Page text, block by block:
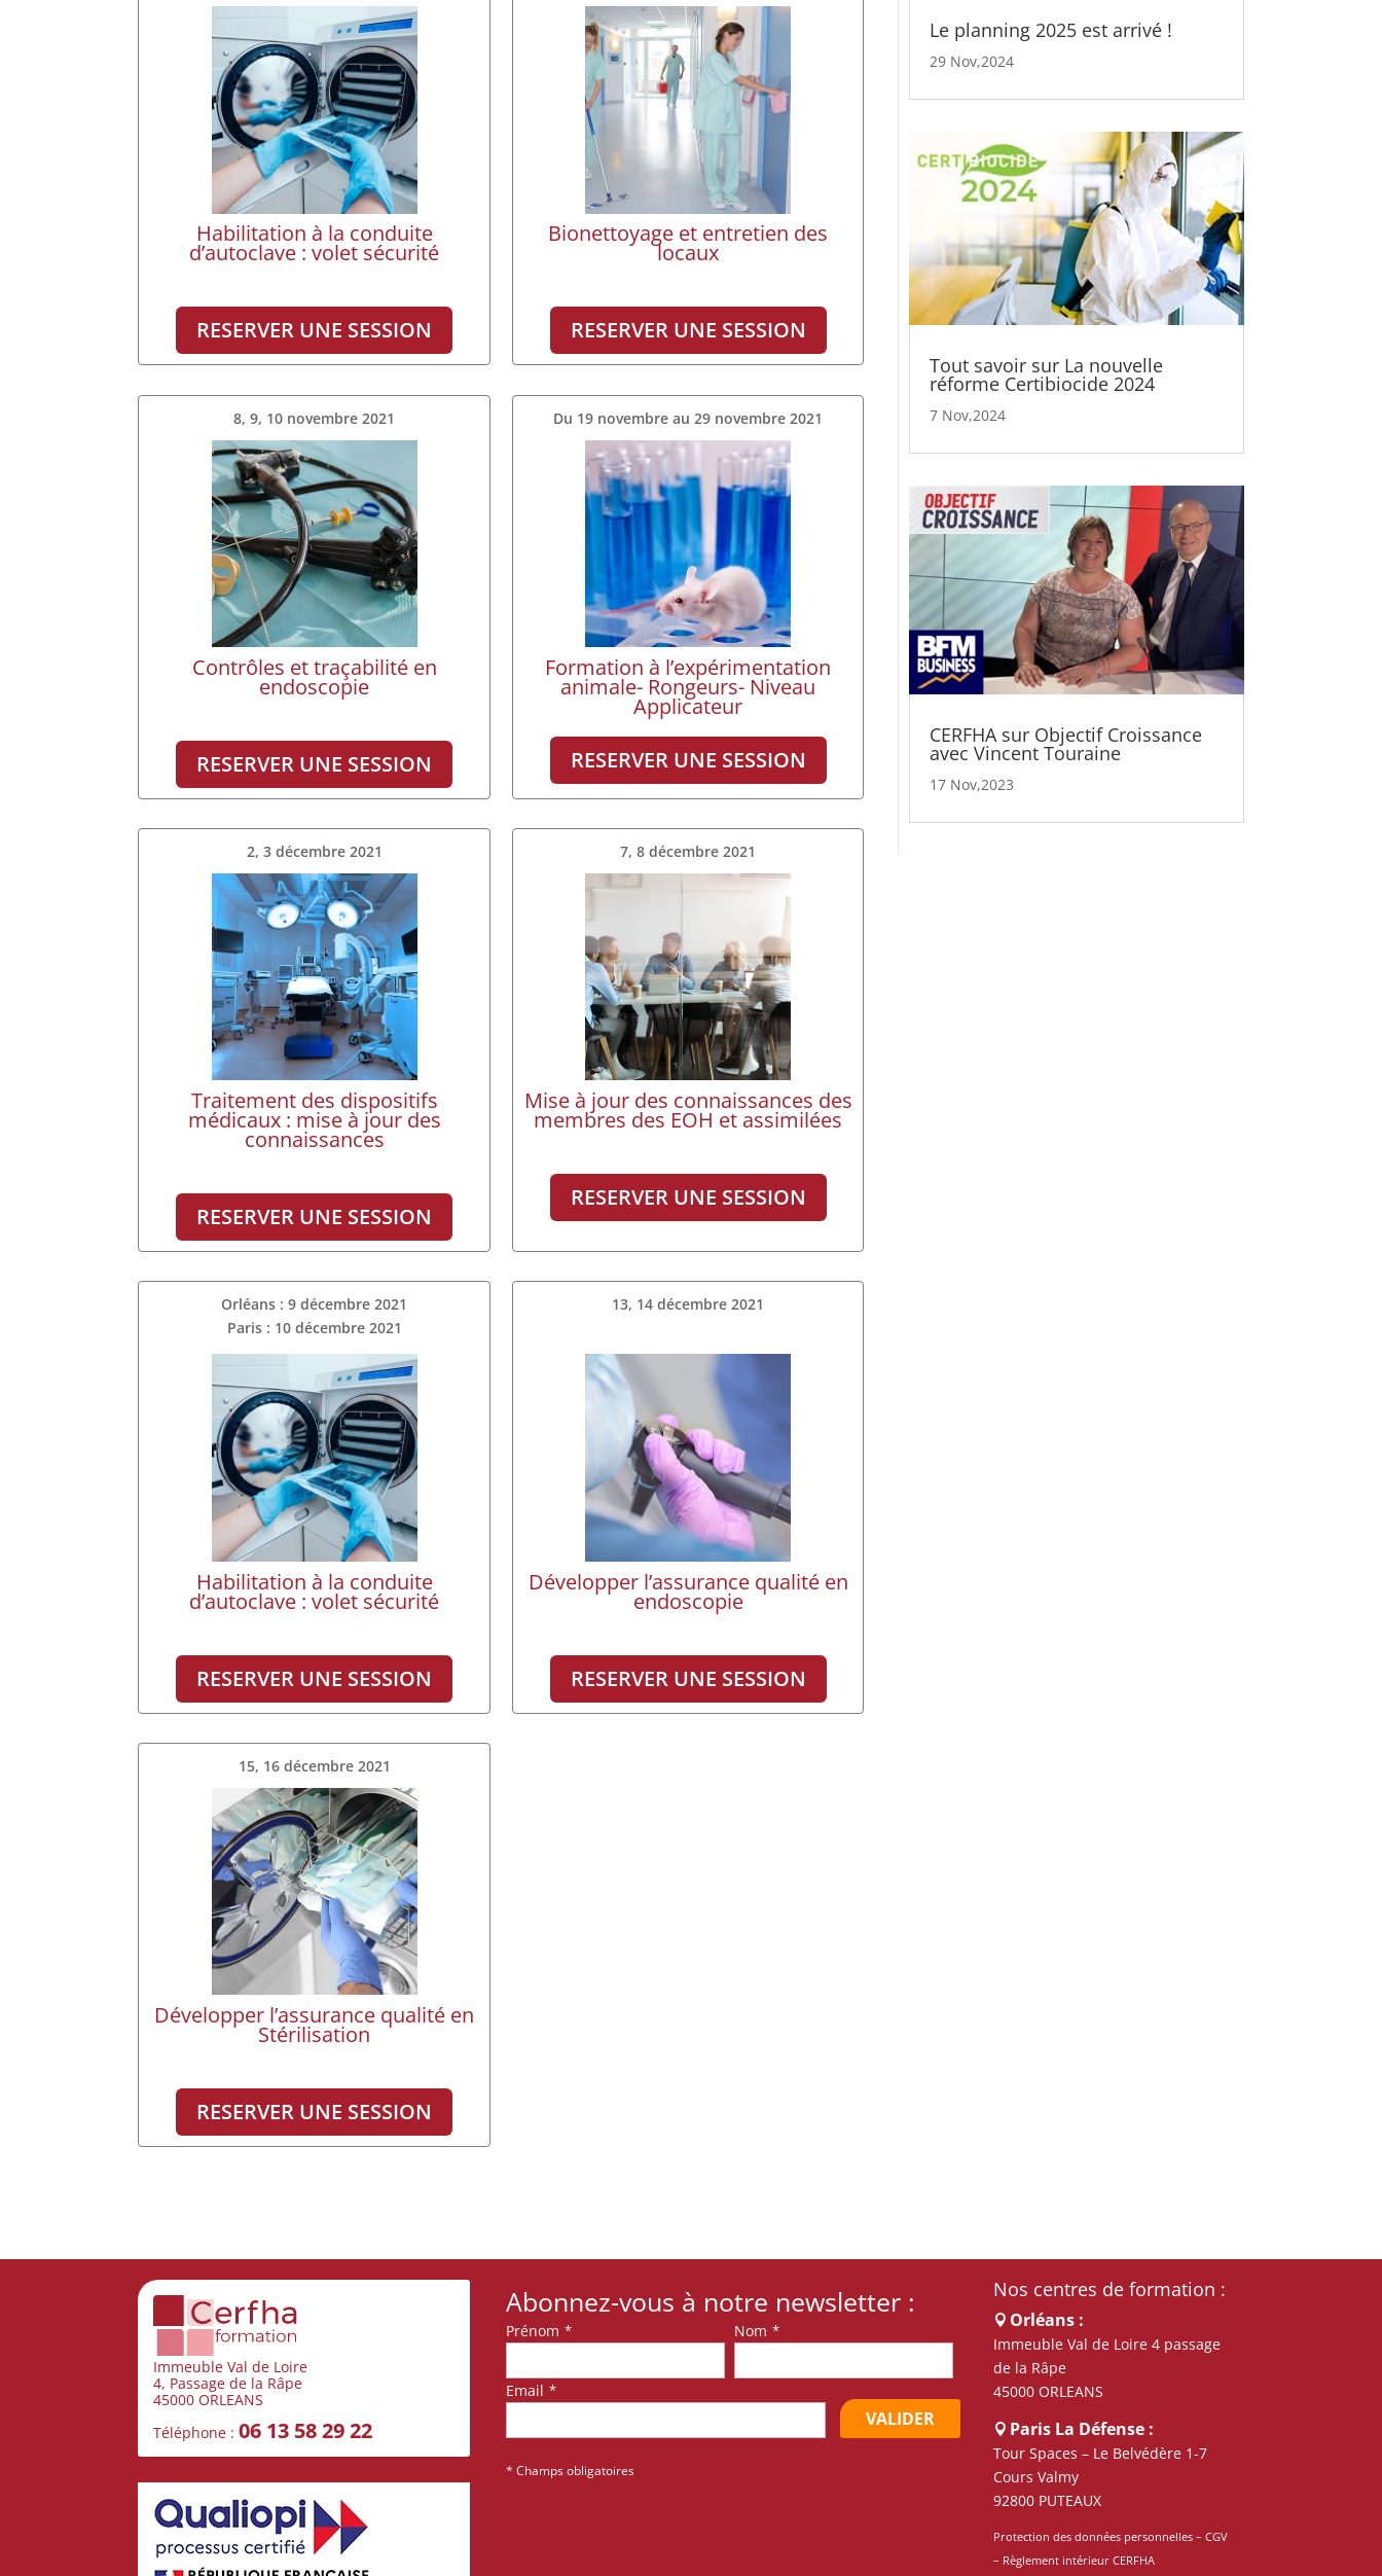
Habilitation à la conduite
d’autoclave : volet sécurité
RESERVER UNE SESSION
Bionettoyage et entretien des
locaux
RESERVER UNE SESSION
8, 9, 10 novembre 2021
Contrôles et traçabilité en
endoscopie
RESERVER UNE SESSION
Du 19 novembre au 29 novembre 2021
Formation à l’expérimentation
animale- Rongeurs- Niveau
Applicateur
RESERVER UNE SESSION
2, 3 décembre 2021
Traitement des dispositifs
médicaux : mise à jour des
connaissances
RESERVER UNE SESSION
7, 8 décembre 2021
Mise à jour des connaissances des
membres des EOH et assimilées
RESERVER UNE SESSION
Orléans : 9 décembre 2021
Paris : 10 décembre 2021
Habilitation à la conduite
d’autoclave : volet sécurité
RESERVER UNE SESSION
13, 14 décembre 2021
Développer l’assurance qualité en
endoscopie
RESERVER UNE SESSION
15, 16 décembre 2021
Développer l’assurance qualité en
Stérilisation
RESERVER UNE SESSION
Le planning 2025 est arrivé !
29 Nov,2024
Tout savoir sur La nouvelle
réforme Certibiocide 2024
7 Nov,2024
CERFHA sur Objectif Croissance
avec Vincent Touraine
17 Nov,2023
Immeuble Val de Loire
4, Passage de la Râpe
45000 ORLEANS
Téléphone :06 13 58 29 22
Abonnez-vous à notre newsletter :
Prénom * Nom *
Email *
VALIDER
* Champs obligatoires
Nos centres de formation :
Orléans :
Immeuble Val de Loire 4 passage
de la Râpe
45000 ORLEANS
Paris La Défense :
Tour Spaces – Le Belvédère 1-7
Cours Valmy
92800 PUTEAUX
Protection des données personnelles– CGV
– Règlement intérieur CERFHA